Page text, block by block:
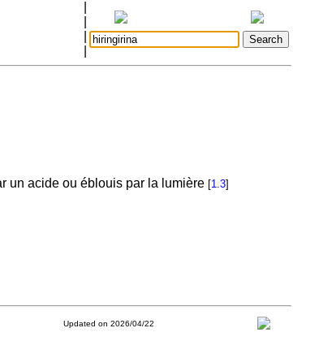
un acide ou éblouis par la lumière [1.3]
Updated on 2026/04/22